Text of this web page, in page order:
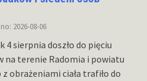
2026-08-06
4 sierpnia doszło do pięciu
na terenie Radomia i powiatu
obrażeniami ciała trafiło do